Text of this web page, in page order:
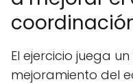
El ejercicio juega
mejoramiento del